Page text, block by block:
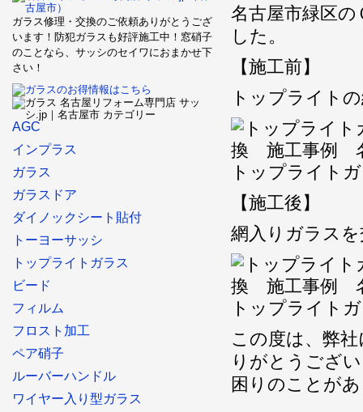
名古屋市緑区
した。
【施工前】
トップライト
トップライト
【施工後】
網入りガラス
トップライト
この度は、弊
りがとうござ
困りのことが
ガラス修理・交換のご依頼ありがとうござ
います！防犯ガラスも好評施工中！窓硝子
のことなら、サッシのセイワにおまかせ下
さい！
AGC
インプラス
ガラス
ガラスドア
ダイノックシート貼付
トーヨーサッシ
トップライトガラス
ビード
フィルム
フロスト加工
ペア硝子
ルーバーハンドル
ワイヤー入り型ガラス